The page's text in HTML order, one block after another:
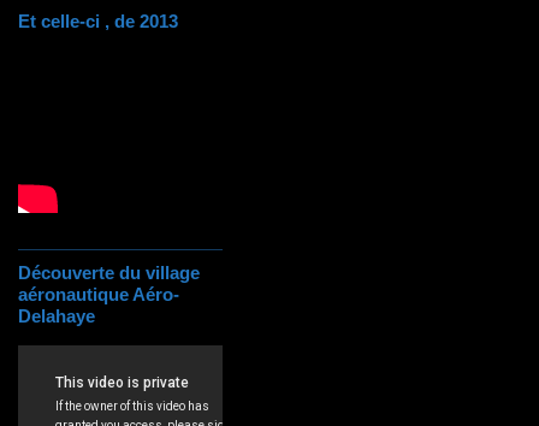
Et celle-ci , de 2013
Découverte du village
aéronautique Aéro-
Delahaye